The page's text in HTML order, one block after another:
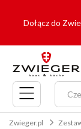
Dołącz do
Menu
główne
Zwieger.pl